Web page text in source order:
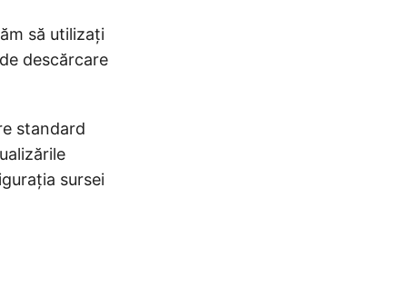
să utilizați
descărcare
standard
sursei